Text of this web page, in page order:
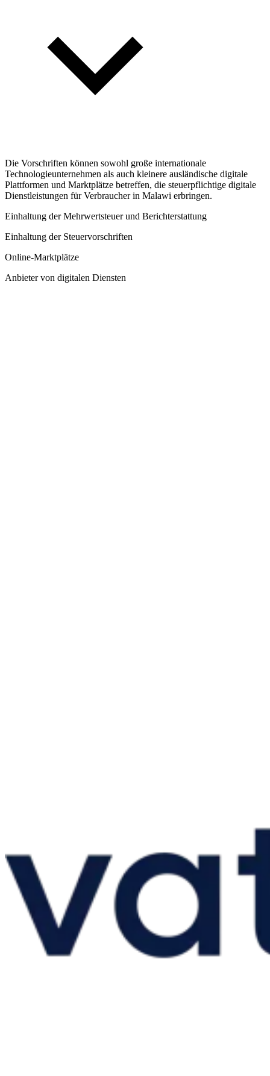
Die Vorschriften können sowohl große internationale
Technologieunternehmen als auch kleinere ausländische digitale
Plattformen und Marktplätze betreffen, die steuerpflichtige digitale
Dienstleistungen für Verbraucher in Malawi erbringen.
Einhaltung der Mehrwertsteuer und Berichterstattung
Einhaltung der Steuervorschriften
Online-Marktplätze
Anbieter von digitalen Diensten